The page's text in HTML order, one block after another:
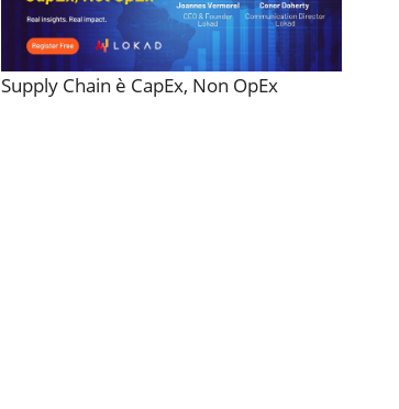
Supply Chain è CapEx, Non OpEx